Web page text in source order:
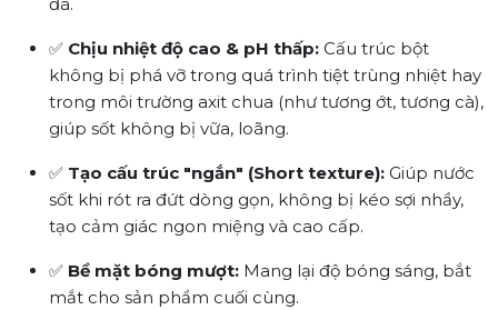
✅ Chịu nhiệt độ cao & pH thấp: Cấu trúc bột
không bị phá vỡ trong quá trình tiệt trùng nhiệt hay
trong môi trường axit chua (như tương ớt, tương cà),
giúp sốt không bị vữa, loãng.
✅ Tạo cấu trúc "ngắn" (Short texture): Giúp nước
sốt khi rót ra đứt dòng gọn, không bị kéo sợi nhầy,
tạo cảm giác ngon miệng và cao cấp.
✅ Bề mặt bóng mượt: Mang lại độ bóng sáng, bắt
mắt cho sản phẩm cuối cùng.